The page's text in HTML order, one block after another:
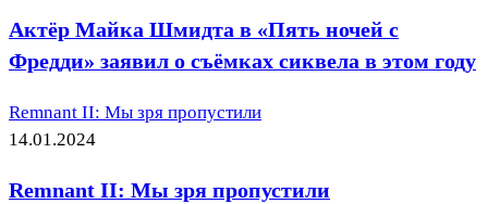
Актёр Майка Шмидта в «Пять ночей с
Фредди» заявил о съёмках сиквела в этом году
Remnant II: Мы зря пропустили
14.01.2024
Remnant II: Мы зря пропустили